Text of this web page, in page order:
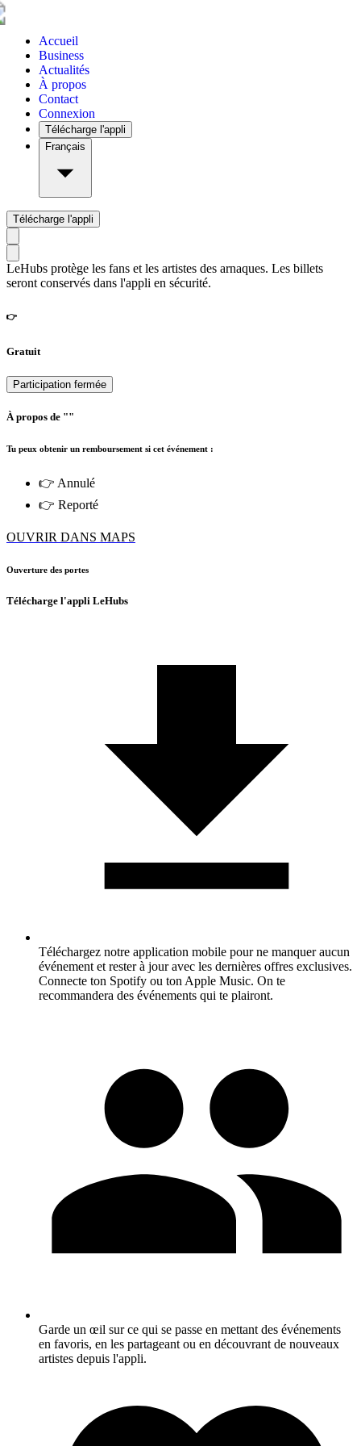
Accueil
Business
Actualités
À propos
Contact
Connexion
Télécharge l'appli
Français
Télécharge l'appli
LeHubs protège les fans et les artistes des arnaques. Les billets
seront conservés dans l'appli en sécurité.
👉
Gratuit
Participation fermée
À propos de ""
Tu peux obtenir un remboursement si cet événement :
👉 Annulé
👉 Reporté
OUVRIR DANS MAPS
Ouverture des portes
Télécharge l'appli LeHubs
Téléchargez notre application mobile pour ne manquer aucun
événement et rester à jour avec les dernières offres exclusives.
Connecte ton Spotify ou ton Apple Music. On te
recommandera des événements qui te plairont.
Garde un œil sur ce qui se passe en mettant des événements
en favoris, en les partageant ou en découvrant de nouveaux
artistes depuis l'appli.